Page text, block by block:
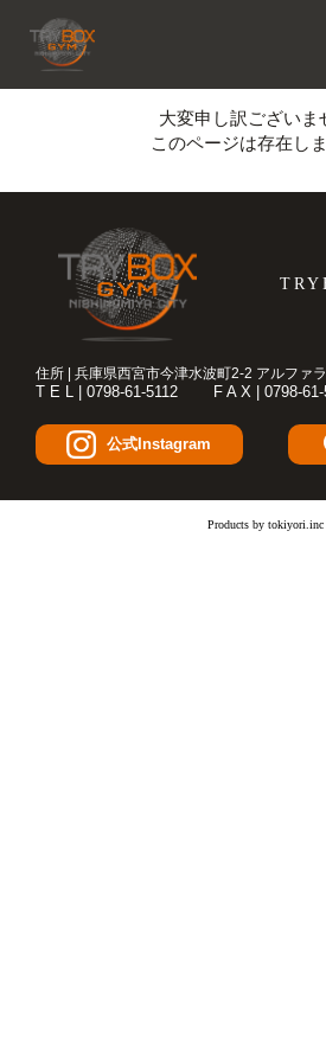
大変申し訳ございま
このページは存在しま
公式Instagram
住所 | 兵庫県西宮市今津水波町2-2 アルファ
T E L | 0798-61-5112 F A X | 0798-
Products by tokiyori.inc